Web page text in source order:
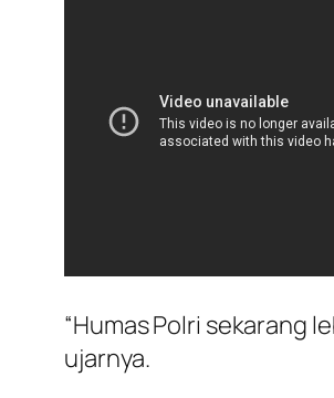
“Humas Polri sekarang
ujarnya.